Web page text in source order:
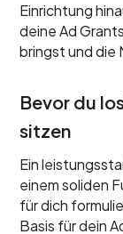
Einrichtung
deine Ad
bringst und die
Bevor du
sitzen
Ein
einem soliden
für dich
Basis für dein